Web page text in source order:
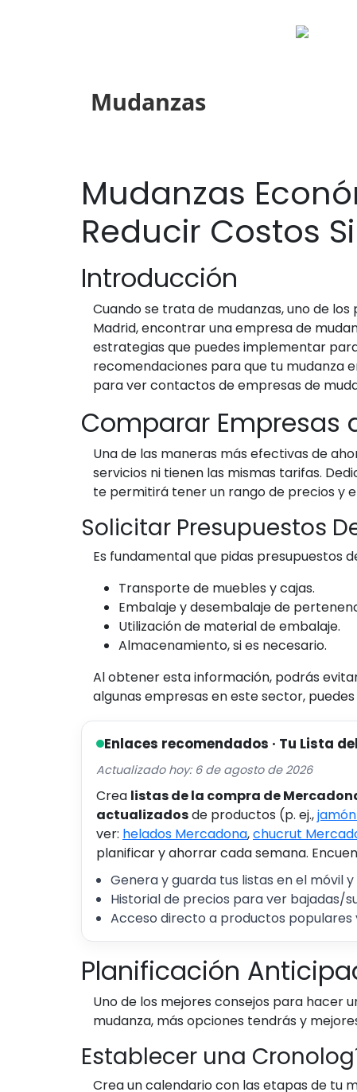
Mudanzas
Mudanzas
Reducir Costos
Introducción
Cuando se trata de mudanzas, uno de
Madrid, encontrar una empresa de
estrategias que puedes implementar
recomendaciones para que tu mudanza
para ver contactos de empresas de
Comparar Empresas
Una de las maneras más efectivas de
servicios ni tienen las mismas tarifas.
te permitirá tener un rango de precios y
Solicitar Presupuestos
Es fundamental que pidas presupuestos
Transporte de muebles y cajas.
Embalaje y desembalaje de
Utilización de material de embalaje.
Almacenamiento, si es necesario.
Al obtener esta información, podrás
algunas empresas en este sector,
Enlaces recomendados · Tu Lista
Actualizado hoy: 6 de agosto de 2026
Crea listas de la compra de
actualizadosde productos (p. ej.,
ver: helados Mercadona,chucrut
planificar y ahorrar cada semana.
Genera y guarda tus listas en el móvil
Historial de precios para ver bajadas/
Acceso directo a productos populares
Planificación
Uno de los mejores consejos para hacer
mudanza, más opciones tendrás y
Establecer una
Crea un calendario con las etapas de tu